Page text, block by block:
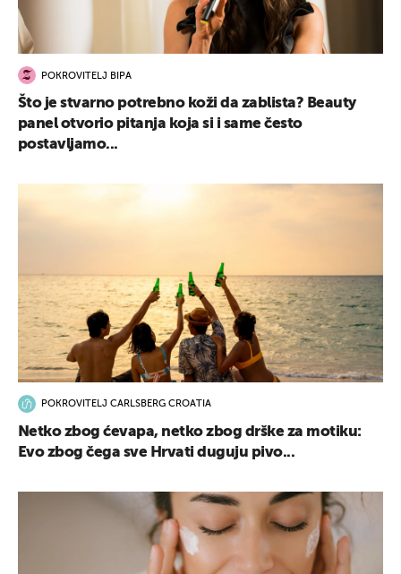
POKROVITELJ BIPA
Što je stvarno potrebno koži da zablista? Beauty
panel otvorio pitanja koja si i same često
postavljamo...
POKROVITELJ CARLSBERG CROATIA
Netko zbog ćevapa, netko zbog drške za motiku:
Evo zbog čega sve Hrvati duguju pivo...